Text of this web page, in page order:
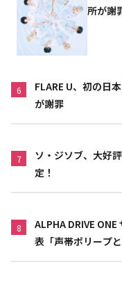
所が謝
6
FLARE U、初の日
が謝罪
7
ソ・ジソブ、大好
定！
8
ALPHA DRIVE
表「声帯ポリープ